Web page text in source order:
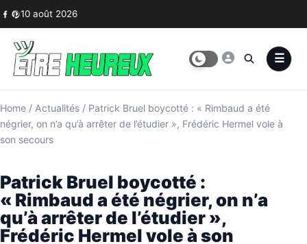
Skip to content
10 août 2026
Home / Actualités / Patrick Bruel boycotté : « Rimbaud a été
négrier, on n’a qu’à arrêter de l’étudier », Frédéric Hermel vole à
son secours
Patrick Bruel boycotté :
« Rimbaud a été négrier, on n’a
qu’à arrêter de l’étudier »,
Frédéric Hermel vole à son